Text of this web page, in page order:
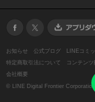
お知らせ 公式ブログ LINEコミ
特定商取引法について
コンテン
会社概要
© LINE Digital Frontier Corporation